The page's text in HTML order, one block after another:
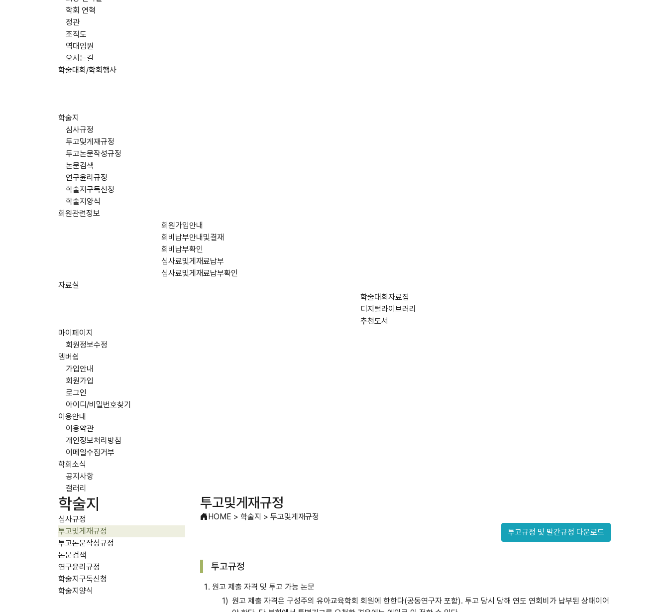
학회 연혁
정관
조직도
역대임원
오시는길
학술대회/학회행사
학술지
심사규정
투고및게재규정
투고논문작성규정
논문검색
연구윤리규정
학술지구독신청
학술지양식
회원관련정보
회원가입안내
회비납부안내및결재
회비납부확인
심사료및게재료납부
심사료및게재료납부확인
자료실
학술대회자료집
디지털라이브러리
추천도서
마이페이지
회원정보수정
멤버쉽
가입안내
회원가입
로그인
아이디/비밀번호찾기
이용안내
이용약관
개인정보처리방침
이메일수집거부
학회소식
공지사항
갤러리
학술지
심사규정
투고및게재규정
투고논문작성규정
논문검색
연구윤리규정
학술지구독신청
학술지양식
투고및게재규정
HOME > 학술지 > 투고및게재규정
투고규정 및 발간규정 다운로드
투고규정
원고 제출 자격 및 투고 가능 논문
원고 제출 자격은 구성주의 유아교육학회 회원에 한한다(공동연구자 포함). 투고 당시 당해 연도 연회비가 납부된 상태이어